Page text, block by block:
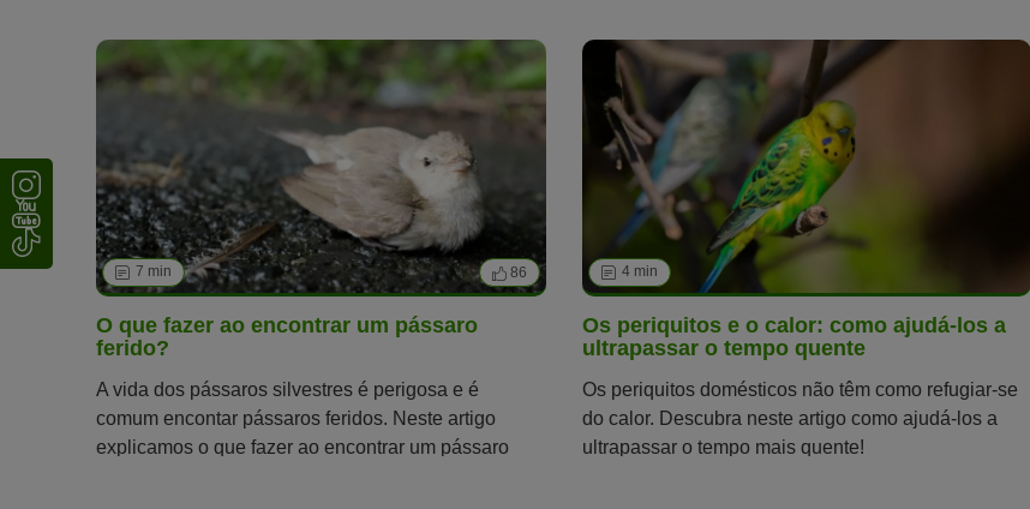
7 min 86
O que fazer ao encontrar um pássaro
ferido?
A vida dos pássaros silvestres é perigosa e é
comum encontar pássaros feridos. Neste artigo
explicamos o que fazer ao encontrar um pássaro
4 min
Os periquitos e o calor: como ajudá-los a
ultrapassar o tempo quente
Os periquitos domésticos não têm como refugiar-se
do calor. Descubra neste artigo como ajudá-los a
ultrapassar o tempo mais quente!